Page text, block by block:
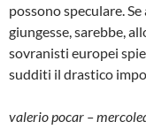
possono speculare.
giungesse, sarebbe,
sovranisti europei
sudditi il drastico
valerio pocar –